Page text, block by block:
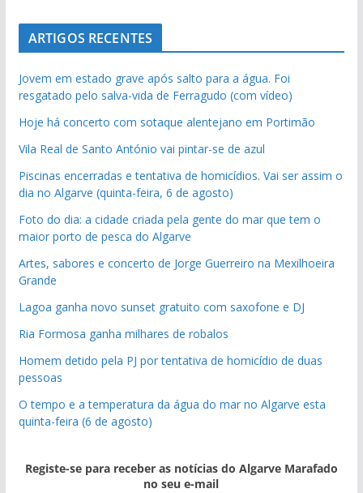
ARTIGOS RECENTES
Jovem em estado grave após salto para a água. Foi
resgatado pelo salva-vida de Ferragudo (com vídeo)
Hoje há concerto com sotaque alentejano em Portimão
Vila Real de Santo António vai pintar-se de azul
Piscinas encerradas e tentativa de homicídios. Vai ser assim o
dia no Algarve (quinta-feira, 6 de agosto)
Foto do dia: a cidade criada pela gente do mar que tem o
maior porto de pesca do Algarve
Artes, sabores e concerto de Jorge Guerreiro na Mexilhoeira
Grande
Lagoa ganha novo sunset gratuito com saxofone e DJ
Ria Formosa ganha milhares de robalos
Homem detido pela PJ por tentativa de homicídio de duas
pessoas
O tempo e a temperatura da água do mar no Algarve esta
quinta-feira (6 de agosto)
Registe-se para receber as notícias do Algarve Marafado
no seu e-mail